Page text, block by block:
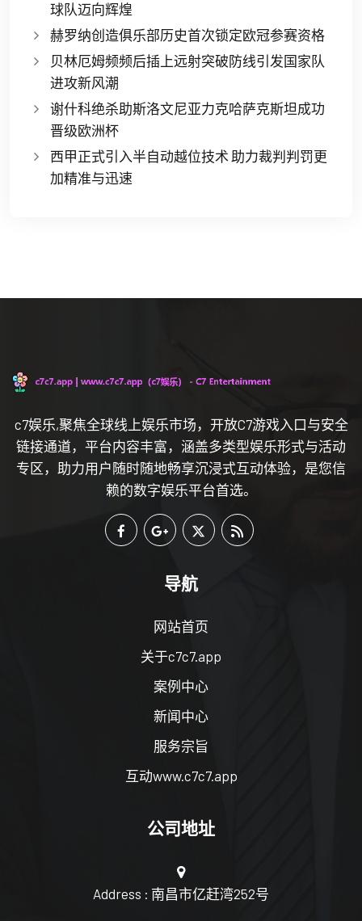
球队迈向辉煌
赫罗纳创造俱乐部历史首次锁定欧冠参赛资格
贝林厄姆频频后插上远射突破防线引发国家队
进攻新风潮
谢什科绝杀助斯洛文尼亚力克哈萨克斯坦成功
晋级欧洲杯
西甲正式引入半自动越位技术 助力裁判判罚更
加精准与迅速
c7娱乐,聚焦全球线上娱乐市场，开放C7游戏入口与安全
链接通道，平台内容丰富，涵盖多类型娱乐形式与活动
专区，助力用户随时随地畅享沉浸式互动体验，是您信
赖的数字娱乐平台首选。
导航
网站首页
关于c7c7.app
案例中心
新闻中心
服务宗旨
互动www.c7c7.app
公司地址
Address : 南昌市亿赶湾252号